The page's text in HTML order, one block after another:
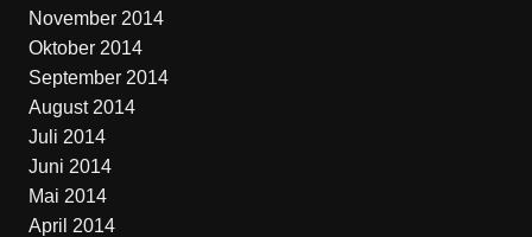
November 2014
Oktober 2014
September 2014
August 2014
Juli 2014
Juni 2014
Mai 2014
April 2014